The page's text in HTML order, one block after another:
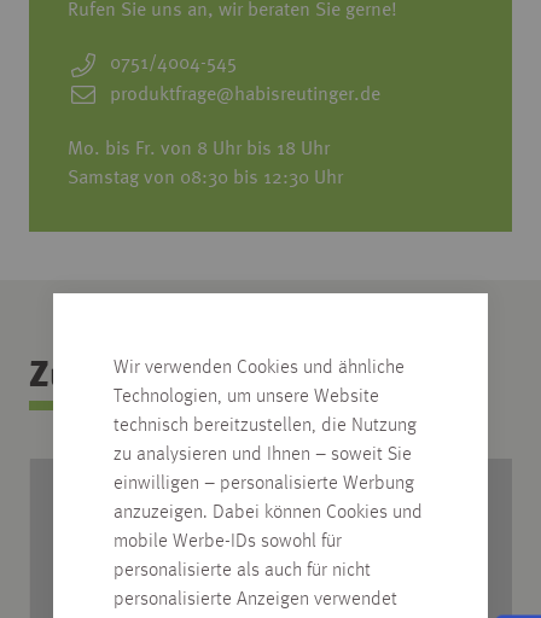
Wir verwenden Cookies und ähnliche
Technologien, um unsere Website
technisch bereitzustellen, die Nutzung
zu analysieren und Ihnen – soweit Sie
einwilligen – personalisierte Werbung
anzuzeigen. Dabei können Cookies und
mobile Werbe-IDs sowohl für
personalisierte als auch für nicht
personalisierte Anzeigen verwendet
Rufen Sie uns an, wir beraten Sie gerne!
0751/4004-545
produktfrage@habisreutinger.de
Mo. bis Fr. von 8 Uhr bis 18 Uhr
Samstag von 08:30 bis 12:30 Uhr
Zubehör Kategorie